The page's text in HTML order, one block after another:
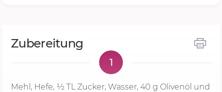
Zubereitung
1
Mehl, Hefe, ½ TL Zucker, Wasser, 40 g Olivenöl und